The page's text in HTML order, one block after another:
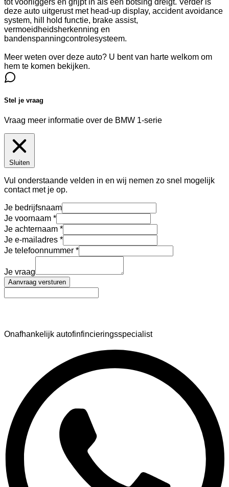
tot voorliggers en grijpt in als een botsing dreigt. Verder is
deze auto uitgerust met head-up display, accident avoidance
system, hill hold functie, brake assist,
vermoeidheidsherkenning en
bandenspanningcontrolesysteem.
Meer weten over deze auto? U bent van harte welkom om
hem te komen bekijken.
Stel je vraag
Vraag meer informatie over de BMW 1-serie
Sluiten
Vul onderstaande velden in en wij nemen zo snel mogelijk
contact met je op.
Je bedrijfsnaam
Je voornaam
Je achternaam
Je e-mailadres
Je telefoonnummer
Je vraag
Aanvraag versturen
Onafhankelijk autofinfincieringsspecialist